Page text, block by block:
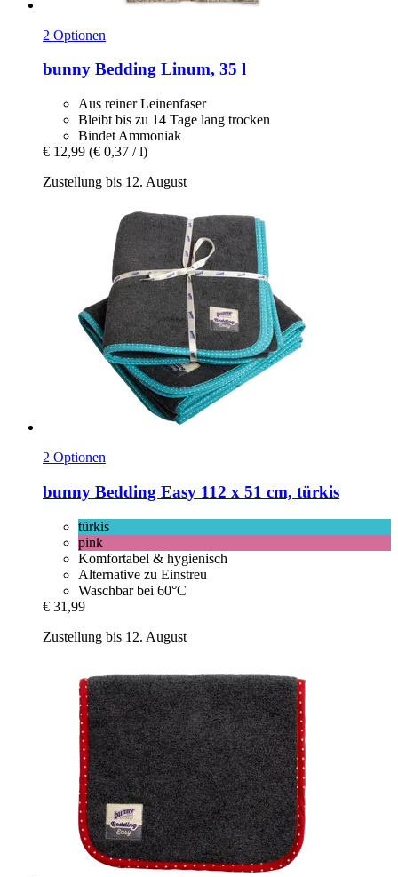
2 Optionen
bunny Bedding Linum, 35 l
Aus reiner Leinenfaser
Bleibt bis zu 14 Tage lang trocken
Bindet Ammoniak
€ 12,99 (€ 0,37 / l)
Zustellung bis 12. August
2 Optionen
bunny Bedding Easy 112 x 51 cm, türkis
türkis
pink
Komfortabel & hygienisch
Alternative zu Einstreu
Waschbar bei 60°C
€ 31,99
Zustellung bis 12. August